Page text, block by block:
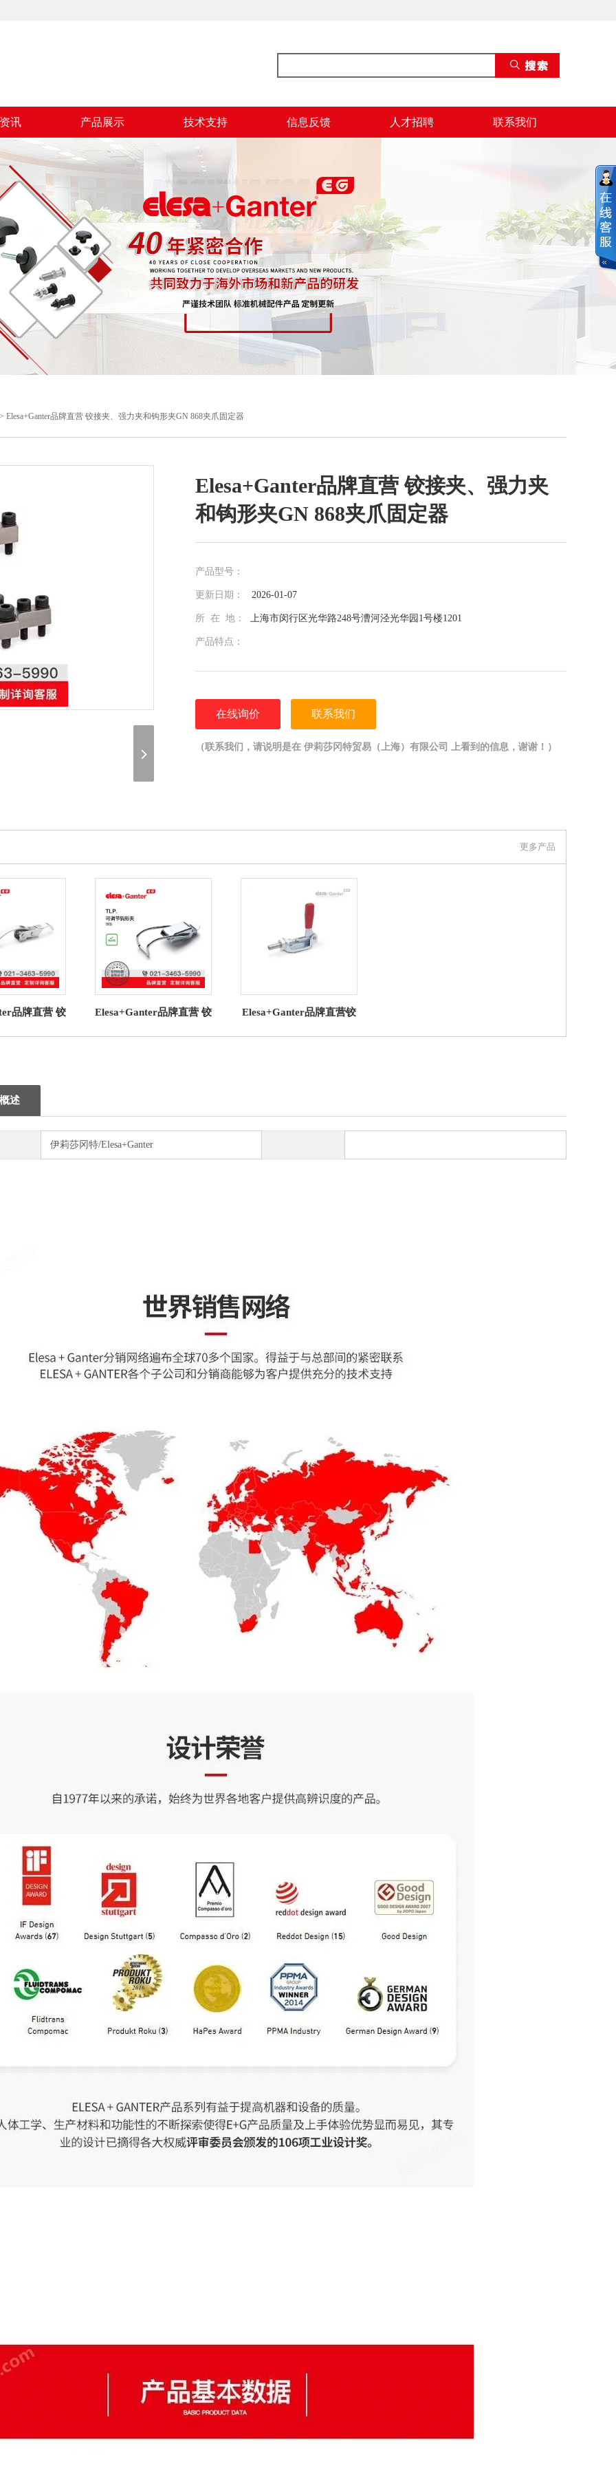
讯 产品展示 技术支持 信息反馈 人才招聘 联系我们
Elesa+Ganter品牌直营 铰接夹、强力夹和钩形夹GN 868夹爪固定器
Elesa+Ganter品牌直营 铰接夹、强力夹
和钩形夹GN 868夹爪固定器
产品型号：
更新日期： 2026-01-07
所 在 地： 上海市闵行区光华路248号漕河泾光华园1号楼1201
产品特点：
在线询价 联系我们
（联系我们，请说明是在 伊莉莎冈特贸易（上海）有限公司 上看到的信息，谢谢！）
更多产品
品牌直营 铰
夹 钢制
Elesa+Ganter品牌直营 铰
TLP. 可调节钩形夹
Elesa+Ganter品牌直营铰
GN 841用于推进夹紧
述
伊莉莎冈特/Elesa+Ganter